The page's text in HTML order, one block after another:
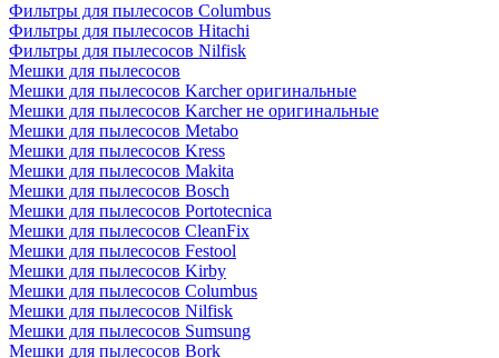
Фильтры для пылесосов Columbus
Фильтры для пылесосов Hitachi
Фильтры для пылесосов Nilfisk
Мешки для пылесосов
Мешки для пылесосов Karcher оригинальные
Мешки для пылесосов Karcher не оригинальные
Мешки для пылесосов Metabo
Мешки для пылесосов Kress
Мешки для пылесосов Makita
Мешки для пылесосов Bosch
Мешки для пылесосов Portotecnica
Мешки для пылесосов CleanFix
Мешки для пылесосов Festool
Мешки для пылесосов Kirby
Мешки для пылесосов Columbus
Мешки для пылесосов Nilfisk
Мешки для пылесосов Sumsung
Мешки для пылесосов Bork